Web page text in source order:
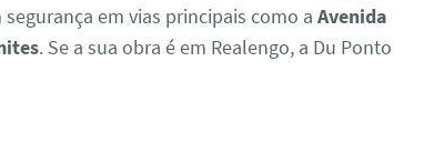
em vias principais como aAvenida
. Se a sua obra é em Realengo, a Du Ponto